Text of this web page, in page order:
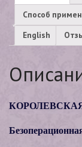
Способ
English